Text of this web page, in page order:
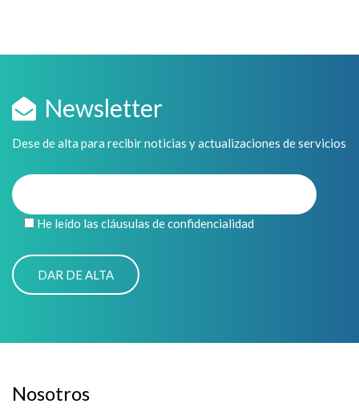
Newsletter
Dese de alta para recibir noticias y actualizaciones de servicios
He leído las cláusulas de confidencialidad
Nosotros